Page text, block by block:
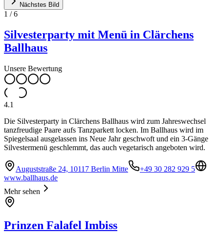
Nächstes Bild
1 /6
Silvesterparty mit Menü in Clärchens
Ballhaus
Unsere Bewertung
4.1
Die Silvesterparty in Clärchens Ballhaus wird zum Jahreswechsel
tanzfreudige Paare aufs Tanzparkett locken. Im Ballhaus wird im
Spiegelsaal ausgelassen ins Neue Jahr geschwoft und ein 3-Gänge
Silvestermenü geschlemmt, das auch vegetarisch angeboten wird.
Auguststraße 24, 10117 Berlin Mitte
+49 30 282 929 5
www.ballhaus.de
Mehr sehen
Prinzen Falafel Imbiss